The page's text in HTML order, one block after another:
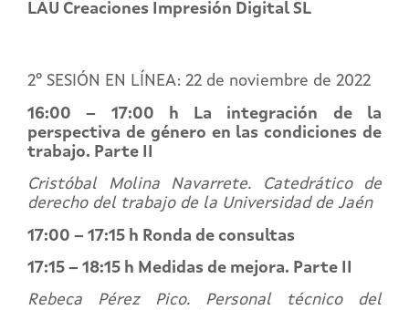
LAU Creaciones Impresión Digital SL
2º SESIÓN EN LÍNEA: 22 de noviembre de 2022
16:00 – 17:00 h La integración de la
perspectiva de género en las condiciones de
trabajo. Parte II
Cristóbal Molina Navarrete. Catedrático de
derecho del trabajo de la Universidad de Jaén
17:00 – 17:15 h Ronda de consultas
17:15 – 18:15 h Medidas de mejora. Parte II
Rebeca Pérez Pico. Personal técnico del